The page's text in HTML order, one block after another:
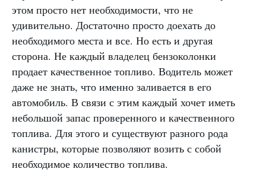
этом просто нет необходимости, что не
удивительно. Достаточно просто доехать до
необходимого места и все. Но есть и другая
сторона. Не каждый владелец бензоколонки
продает качественное топливо. Водитель может
даже не знать, что именно заливается в его
автомобиль. В связи с этим каждый хочет иметь
небольшой запас проверенного и качественного
топлива. Для этого и существуют разного рода
канистры, которые позволяют возить с собой
необходимое количество топлива.